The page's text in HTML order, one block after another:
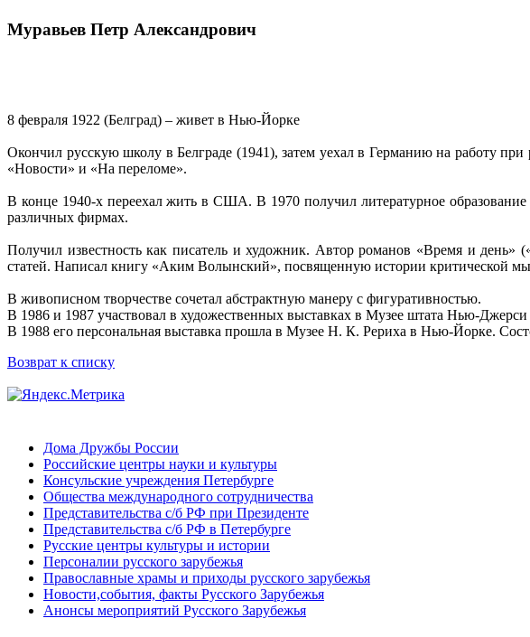
Муравьев Петр Александрович
8 февраля 1922 (Белград) – живет в Нью-Йорке
Окончил русскую школу в Белграде (1941), затем уехал в Германию на работу
«Новости» и «На переломе».
В конце 1940-х переехал жить в США. В 1970 получил литературное
различных фирмах.
Получил известность как писатель и художник. Автор романов «Время и
статей. Написал книгу «Аким Волынский», посвященную истории критической
В живописном творчестве сочетал абстрактную манеру с фигуративностью.
В 1986 и 1987 участвовал в художественных выставках в Музее штата Нью-Джерси
В 1988 его персональная выставка прошла в Музее Н. К. Рериха в Нью-Йорке.
Возврат к списку
Дома Дружбы России
Российские центры науки и культуры
Консульские учреждения Петербурге
Общества международного сотрудничества
Представительства с/б РФ при Президенте
Представительства с/б РФ в Петербурге
Русские центры культуры и истории
Персоналии русского зарубежья
Православные храмы и приходы русского зарубежья
Новости,события, факты Русского Зарубежья
Анонсы мероприятий Русского Зарубежья